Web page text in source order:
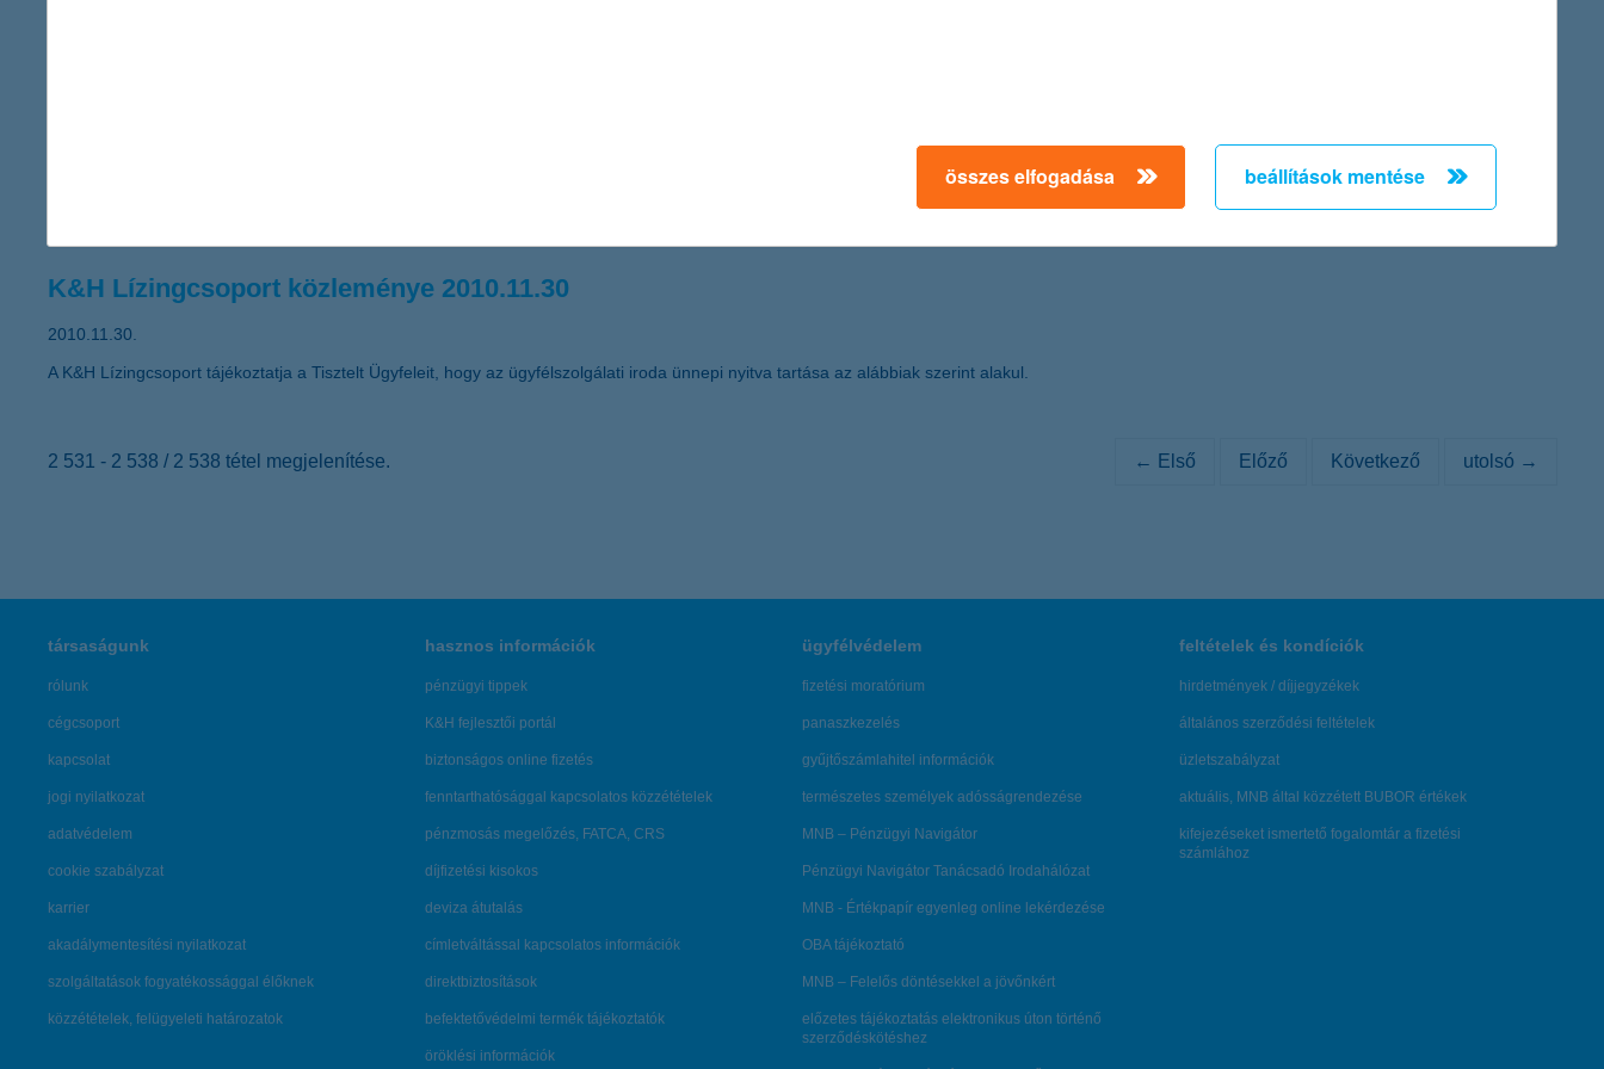
A K&H Pannonlízing Pénzügyi Szolgáltató Holding Zártkörűen Működő Részvénytársaság (székhelye: 1068 Budapest, Dózsa György út. 84/a., cégjegyzék száma: Cg. 01-10-042149) Igazgatósága az
alábbiakban teszi közzé a Társaság alaptőke emeléséről, valamint a nyomdai úton előállított részvények dematerializált részvénnyé történő átalakításáról szóló közleményét:
K&H Lízingcsoport közleménye 2010.11.30
2010.11.30.
A K&H Lízingcsoport tájékoztatja a Tisztelt Ügyfeleit, hogy az ügyfélszolgálati iroda ünnepi nyitva tartása az alábbiak szerint alakul.
2 531 - 2 538 / 2 538 tétel megjelenítése. ← Első Előző Következő utolsó →
társaságunk
rólunk
cégcsoport
kapcsolat
jogi nyilatkozat
adatvédelem
cookie szabályzat
karrier
akadálymentesítési nyilatkozat
szolgáltatások fogyatékossággal élőknek
közzétételek, felügyeleti határozatok
hasznos információk
pénzügyi tippek
K&H fejlesztői portál
biztonságos online fizetés
fenntarthatósággal kapcsolatos közzétételek
pénzmosás megelőzés, FATCA, CRS
díjfizetési kisokos
deviza átutalás
címletváltással kapcsolatos információk
direktbiztosítások
befektetővédelmi termék tájékoztatók
öröklési információk
ügyfélvédelem
fizetési moratórium
panaszkezelés
gyűjtőszámlahitel információk
természetes személyek adósságrendezése
MNB – Pénzügyi Navigátor
Pénzügyi Navigátor Tanácsadó Irodahálózat
MNB - Értékpapír egyenleg online lekérdezése
OBA tájékoztató
MNB – Felelős döntésekkel a jövőnkért
előzetes tájékoztatás elektronikus úton történő
szerződéskötéshez
feltételek és kondíciók
hirdetmények / díjjegyzékek
általános szerződési feltételek
üzletszabályzat
aktuális, MNB által közzétett BUBOR értékek
kifejezéseket ismertető fogalomtár a fizetési
számlához
összes elfogadása beállítások mentése